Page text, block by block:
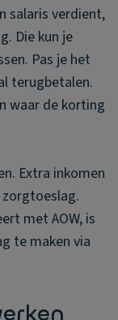
salaris verdient,
Die kun je
Pas je het
terugbetalen.
waar de korting
Extra inkomen
met AOW, is
te maken via